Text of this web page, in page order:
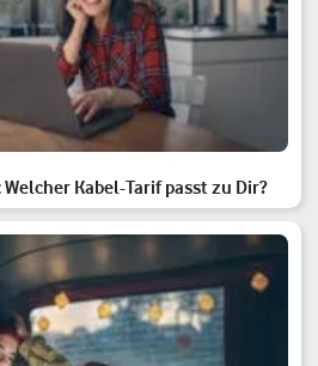
Kabel-Tarif passt zu Dir?